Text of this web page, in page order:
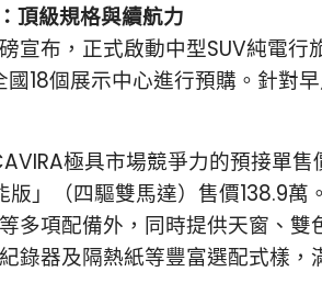
頂級規格與續航力
宣布，正式啟動中型SUV純電
國18個展示中心進行預購。針
極具市場競爭力的預接單
版」（四驅雙馬達）售價138.9
多項配備外，同時提供天窗、
錄器及隔熱紙等豐富選配式樣，